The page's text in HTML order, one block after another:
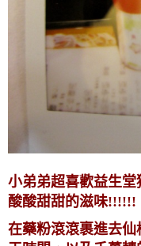
小弟弟超喜歡益生
酸酸甜甜的滋味!!!!!!
在藥粉滾滾裹進去